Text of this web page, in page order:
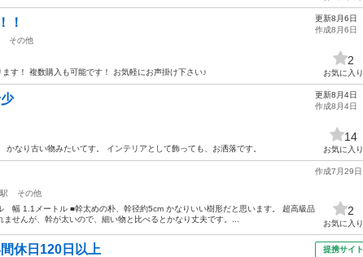
！
その他
す！ 複数購入も可能です！ お気軽にお声掛け下さい♪
更新8月6日
作成8月6日
2
お気に入り
少
かなり古い物みたいてす。 インテリアとして飾っても、お洒落です。
更新8月4日
作成8月4日
14
お気に入り
その他
幅 1.1メートル ■幹太めの朴、幹径約5cm かなりいい樹形だと思います。 超高級品
せんが、幹が太いので、細い物と比べるとかなり丈夫です。...
作成7月29日
2
お気に入り
休日120日以上 提携サイト